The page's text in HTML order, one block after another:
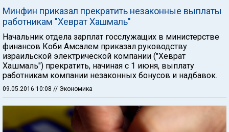
Минфин приказал прекратить незаконные выплаты
работникам "Хеврат Хашмаль"
Начальник отдела зарплат госслужащих в министерстве
финансов Коби Амсалем приказал руководству
израильской электрической компании ("Хеврат
Хашмаль") прекратить, начиная с 1 июня, выплату
работникам компании незаконных бонусов и надбавок.
09.05.2016 10:08 // Экономика